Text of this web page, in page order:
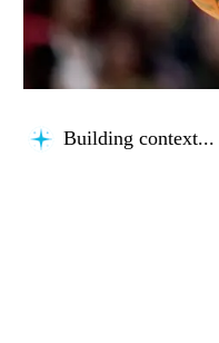
Building context...